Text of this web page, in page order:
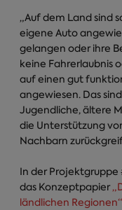
„Auf dem Land sind
eigene Auto
gelangen oder ihre
keine Fahrerlaubnis
auf einen gut
angewiesen. Das
Jugendliche, ältere
die Unterstützung
Nachbarn
In der
das Konzeptpapier
ländlichen Regionen“